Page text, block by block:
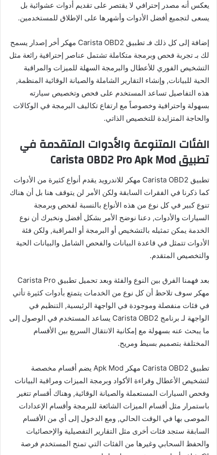
يعكس أنه مصدر إحترافي لا يقتصر على تقديم أدوات عشوائية بل
يسعى لتجميع أفضل الأدوات وأشهرها على الإطلاق للمستخدمين.
إضافة إلى كل ذلك فـ تطبيق Carista OBD2 مهكر أخر إصدار يسمح
لك بـ تجربة فحص وبرمجة متكاملة تشتمل عناصر إحترافية رائعة مثل
التشخيص الفوري للأعطال والبرمجة السهلة للميزات والمراقبة
الحية للبيانات, وإنشاء التقارير الشاملة والصيانة الوقائية المنظمة,
هذه التفاصيل تساعد المستخدم على فحص وتخصيص سيارته
بسهولة واحترافية وخصوصاً مع ارتفاع تكاليف البرمجة في الوكالات
والحاجة المتزايدة للتخصيص الذاتي.
الفئات المتنوعة والأدوات المتقدمة في
تطبيق Carista OBD2 Pro Apk Mod
تطبيق Carista OBD2 مهكر للاندرويد يقدم أنواع كثيرة من الأدوات
كما ذكرنا في الفقرات السابقة ولكن الأمر لن يتوقف هنا بل أن هناك
تنوع كبير في كل نوع من هذه الأنواع بالنسبة لفحص وبرمجة
السيارات والأدوات, دعنا نوضح الأمر بشكل أفضل ونخبرك أن نوع
الخدمة يمكن تمثيله بالتشخيص أو البرمجة أو المراقبة, ولكن فئة
الأدوات تتمثل في قاعدة البيانات والفحص الشامل والبيانات الحية
والتخصيص المتقدم.
بعد فهمنا الفرق بين النوع والفئة وبعد تحميل تطبيق Carista Pro
مهكر سوف تلاحظ أن كل نوع من الخدمات يتمتع بأدوات كثيرة تأتي
في فئات منفصلة وموجودة في الواجهة الرئيسية, التنظيم في
الواجهة لـ برنامج Carista OBD2 يساعد المستخدم في الوصول إلى
ما يبحث عنه بسهولة مع إمكانية الانتقال السريع بين الأقسام
المختلفة بتصميم بسيط ومريح.
تطبيق Carista OBD2 مهكر Apk Mod يضم أقسام مخصصة
لتشخيص الأعطال وقراءة الأكواد وبرمجة الميزات ومراقبة البيانات
وفحص السيارات المستعملة والصيانة الوقائية, وهناك أقسام تتغير
باستمرار مثل أقسام الميزات الشائعة للبرمجة وأقسام الإعدادات
الموصى بها في الوقت الحالي, ومع الدخول إلى أي من الأقسام
السابقة ستجد فئات أخرى مثل التقارير التفصيلية والإحصائيات
والحفظ السحابي وغيرها من الفئات التي تمنح المستخدم فرصة